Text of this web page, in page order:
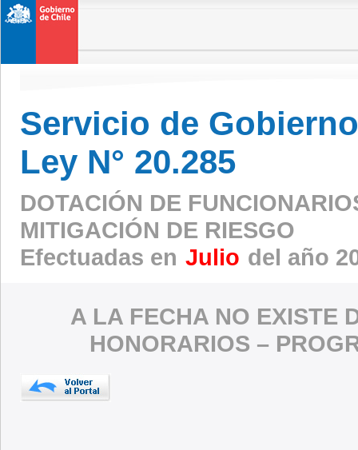
Servicio de
Ley N° 20.285
DOTACIÓN DE
MITIGACIÓN DE RIESGO
Efectuadas en Julio del año
A LA FECHA NO EXISTE
HONORARIOS –